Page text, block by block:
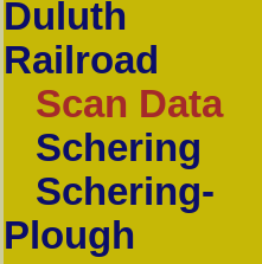
Duluth
Railroad
Scan Data
Schering
Schering-
Plough